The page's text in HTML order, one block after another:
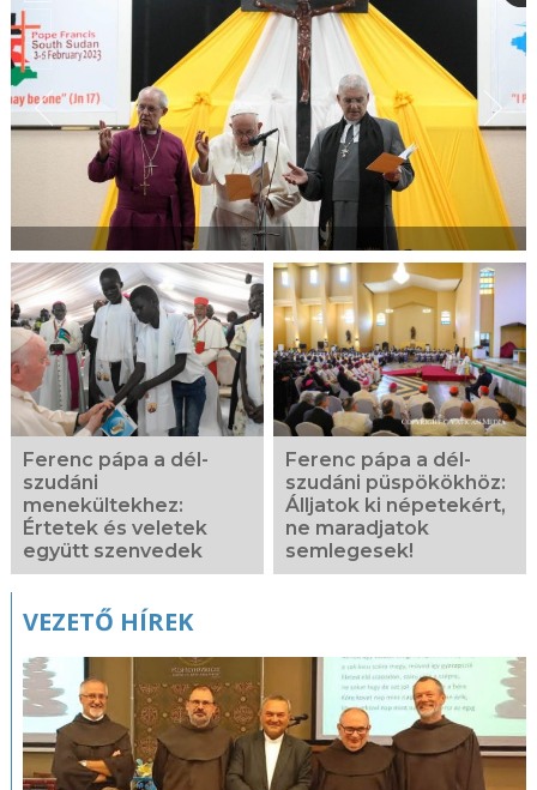
Ferenc pápa a dél-
szudáni
menekültekhez:
Értetek és veletek
együtt szenvedek
Ferenc pápa a dél-
szudáni püspökökhöz:
Álljatok ki népetekért,
ne maradjatok
semlegesek!
VEZETŐ HÍREK